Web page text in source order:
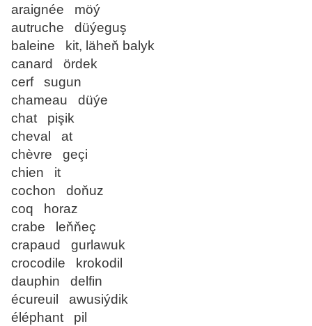
araignée möý
autruche düýeguş
baleine kit, läheň balyk
canard ördek
cerf sugun
chameau düýe
chat pişik
cheval at
chèvre geçi
chien it
cochon doňuz
coq horaz
crabe leňňeç
crapaud gurlawuk
crocodile krokodil
dauphin delfin
écureuil awusiýdik
éléphant pil